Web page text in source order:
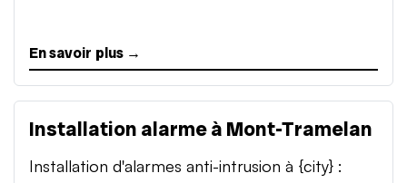
En savoir plus →
Installation alarme à Mont-Tramelan
Installation d'alarmes anti-intrusion à {city} :